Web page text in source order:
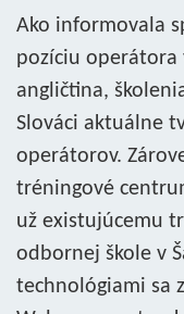
Ako informovala
pozíciu
angličtina,
Slováci aktuálne
operátorov.
tréningové
už existujúcemu
odbornej škole v
technológiami sa